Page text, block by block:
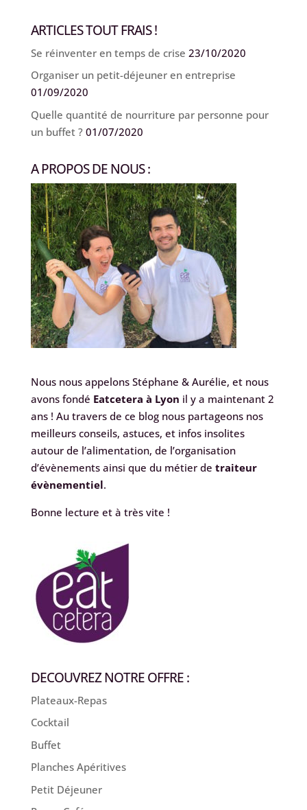
ARTICLES TOUT FRAIS !
Se réinventer en temps de crise 23/10/2020
Organiser un petit-déjeuner en entreprise
01/09/2020
Quelle quantité de nourriture par personne pour
un buffet ? 01/07/2020
A PROPOS DE NOUS :
Nous nous appelons Stéphane & Aurélie, et nous
avons fondé Eatcetera à Lyon il y a maintenant 2
ans ! Au travers de ce blog nous partageons nos
meilleurs conseils, astuces, et infos insolites
autour de l’alimentation, de l’organisation
d’évènements ainsi que du métier de traiteur
évènementiel.
Bonne lecture et à très vite !
DECOUVREZ NOTRE OFFRE :
Plateaux-Repas
Cocktail
Buffet
Planches Apéritives
Petit Déjeuner